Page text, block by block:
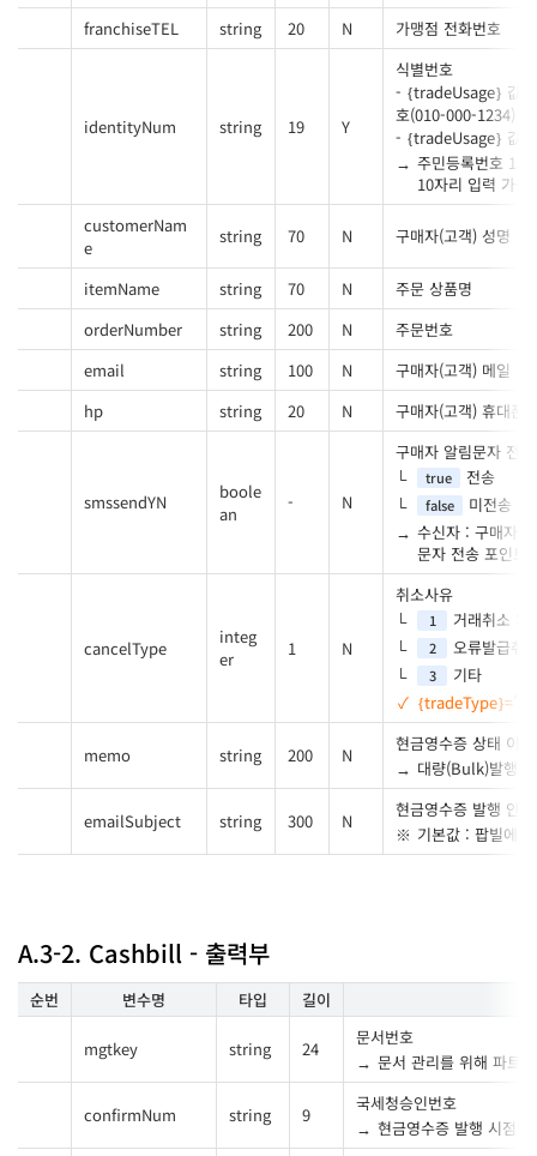
franchiseTEL
string 20 N 가맹점 전화번호
identityNum string 19 Y
식별번호
- {tradeUsage} 값이
호(010-000-1234)
- {tradeUsage} 값이
주민등록번호 13
10자리 입력 가능
customerNam
e
string 70 N 구매자(고객) 성명
itemName string 70 N
주문 상품명
orderNumber
string 200 N
주문번호
email
string 100 N
구매자(고객) 메일
hp
string 20 N 구매자(고객) 휴대폰
smssendYN
boole
an
- N
구매자 알림문자 전
true 전송
false
미전송 :
수신자 : 구매자
문자 전송 포인트
cancelType
integ
er
1 N
취소사유
1 거래취소 :
2 오류발급취
3
기타
{tradeType}="취
memo string 200 N
현금영수증 상태 이
대량(Bulk)발행
emailSubject string 300 N
현금영수증 발행 안
기본값 : 팝빌에
A.3-2. Cashbill - 출력부
순번 변수명 타입 길이
mgtkey string 24
문서번호
문서 관리를 위해 파트
confirmNum string 9
국세청승인번호
현금영수증 발행 시점